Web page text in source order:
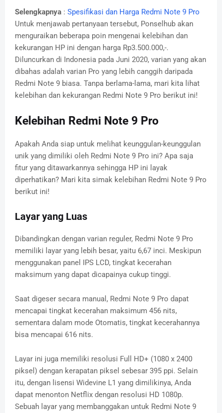
Selengkapnya : Spesifikasi dan Harga Redmi Note 9 Pro
Untuk menjawab pertanyaan tersebut, Ponselhub akan
menguraikan beberapa poin mengenai kelebihan dan
kekurangan HP ini dengan harga Rp3.500.000,-.
Diluncurkan di Indonesia pada Juni 2020, varian yang akan
dibahas adalah varian Pro yang lebih canggih daripada
Redmi Note 9 biasa. Tanpa berlama-lama, mari kita lihat
kelebihan dan kekurangan Redmi Note 9 Pro berikut ini!
Kelebihan Redmi Note 9 Pro
Apakah Anda siap untuk melihat keunggulan-keunggulan
unik yang dimiliki oleh Redmi Note 9 Pro ini? Apa saja
fitur yang ditawarkannya sehingga HP ini layak
diperhatikan? Mari kita simak kelebihan Redmi Note 9 Pro
berikut ini!
Layar yang Luas
Dibandingkan dengan varian reguler, Redmi Note 9 Pro
memiliki layar yang lebih besar, yaitu 6,67 inci. Meskipun
menggunakan panel IPS LCD, tingkat kecerahan
maksimum yang dapat dicapainya cukup tinggi.
Saat digeser secara manual, Redmi Note 9 Pro dapat
mencapai tingkat kecerahan maksimum 456 nits,
sementara dalam mode Otomatis, tingkat kecerahannya
bisa mencapai 616 nits.
Layar ini juga memiliki resolusi Full HD+ (1080 x 2400
piksel) dengan kerapatan piksel sebesar 395 ppi. Selain
itu, dengan lisensi Widevine L1 yang dimilikinya, Anda
dapat menonton Netflix dengan resolusi HD 1080p.
Sebuah layar yang membanggakan untuk Redmi Note 9